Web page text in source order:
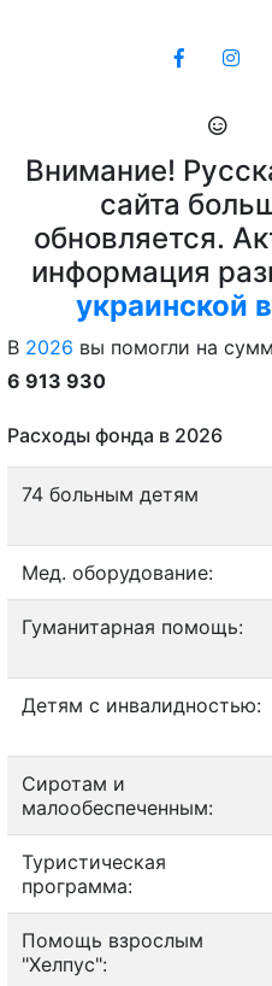
Внимание!
сайта
обновляется.
информация
украинской
В 2026 вы помогли на
6 913 930
Расходы фонда в 2026
74 больным детям
Мед. оборудование:
Гуманитарная помощь:
Детям с инвалидностью:
Сиротам и
малообеспеченным:
Туристическая
программа:
Помощь взрослым
"Хелпус":